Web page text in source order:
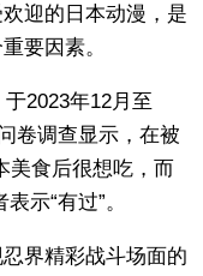
迎的日本动漫，是
要因素。
2023年12月至
卷调查显示，在被
美食后很想吃，而
示“有过”。
界精彩战斗场面的